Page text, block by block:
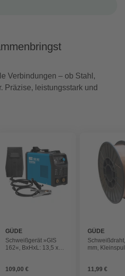
Verbindungen – ob Stahl,
Präzise, leistungsstark und
GÜDE
Schweißgerät »GIS
162«, BxHxL: 13,5 x
109,00 €
GÜDE
mm,
11,99 €